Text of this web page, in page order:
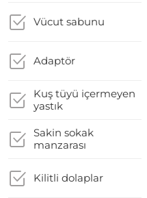
Vücut sabunu
Adaptör
Kuş tüyü içermeyen
yastık
Sakin sokak
manzarası
Kilitli dolaplar